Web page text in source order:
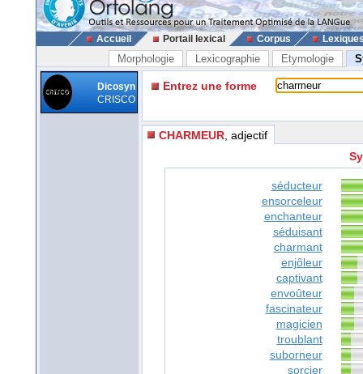
Accueil Portail lexical Corpus
Morphologie Lexicographie Etymologie
Dicosyn
CRISCO
Entrez une forme
CHARMEUR , adjectif
séducteur
ensorceleur
enchanteur
séduisant
charmant
enjôleur
captivant
envoûteur
fascinateur
magicien
troublant
suborneur
sorcier